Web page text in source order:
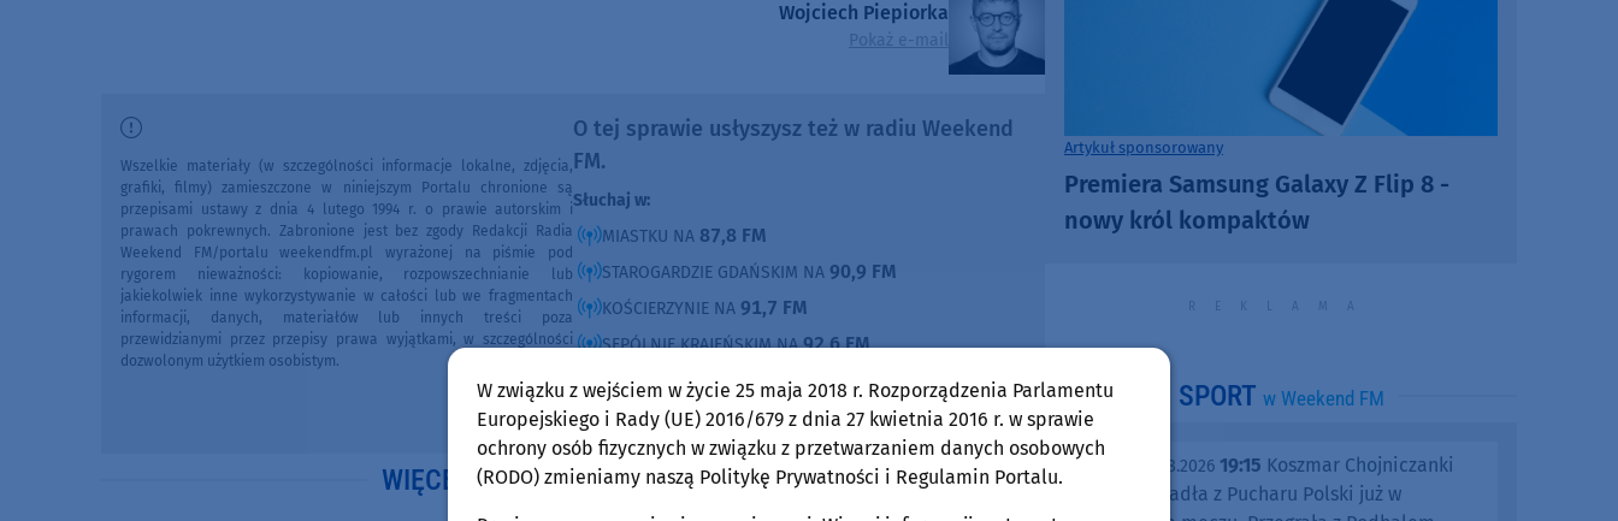
Wojciech Piepiorka
Pokaż e-mail
O tej sprawie usłyszysz też w radiu Weekend
FM.
Słuchaj w:
MIASTKU NA 87,8 FM
STAROGARDZIE GDAŃSKIM NA 90,9 FM
KOŚCIERZYNIE NA 91,7 FM
SĘPÓLNIE KRAJEŃSKIM NA92,6 FM
CHOJNICACH, CZŁUCHOWIE I TUCHOLI NA 99,30 FM
BYTOWIE NA 105,8 FM
Wszelkie materiały (w szczególności informacje lokalne, zdjęcia,
grafiki, filmy) zamieszczone w niniejszym Portalu chronione są
przepisami ustawy z dnia 4 lutego 1994 r. o prawie autorskim i
prawach pokrewnych. Zabronione jest bez zgody Redakcji Radia
Weekend FM/portalu weekendfm.pl wyrażonej na piśmie pod
rygorem nieważności: kopiowanie, rozpowszechnianie lub
jakiekolwiek inne wykorzystywanie w całości lub we fragmentach
informacji, danych, materiałów lub innych treści poza
przewidzianymi przez przepisy prawa wyjątkami, w szczególności
dozwolonym użytkiem osobistym.
WIĘCEJ WIADOMOŚCI w Weekend FM
Artykuł sponsorowany
Premiera Samsung Galaxy Z Flip 8 -
nowy król kompaktów
SPORT w Weekend FM
środa, 05.08.2026 19:15 Koszmar Chojniczanki
trwa. Odpadła z Pucharu Polski już w
W związku z wejściem w życie 25 maja 2018 r. Rozporządzenia Parlamentu
Europejskiego i Rady (UE) 2016/679 z dnia 27 kwietnia 2016 r. w sprawie
ochrony osób fizycznych w związku z przetwarzaniem danych osobowych
(RODO) zmieniamy naszą Politykę Prywatności i Regulamin Portalu.